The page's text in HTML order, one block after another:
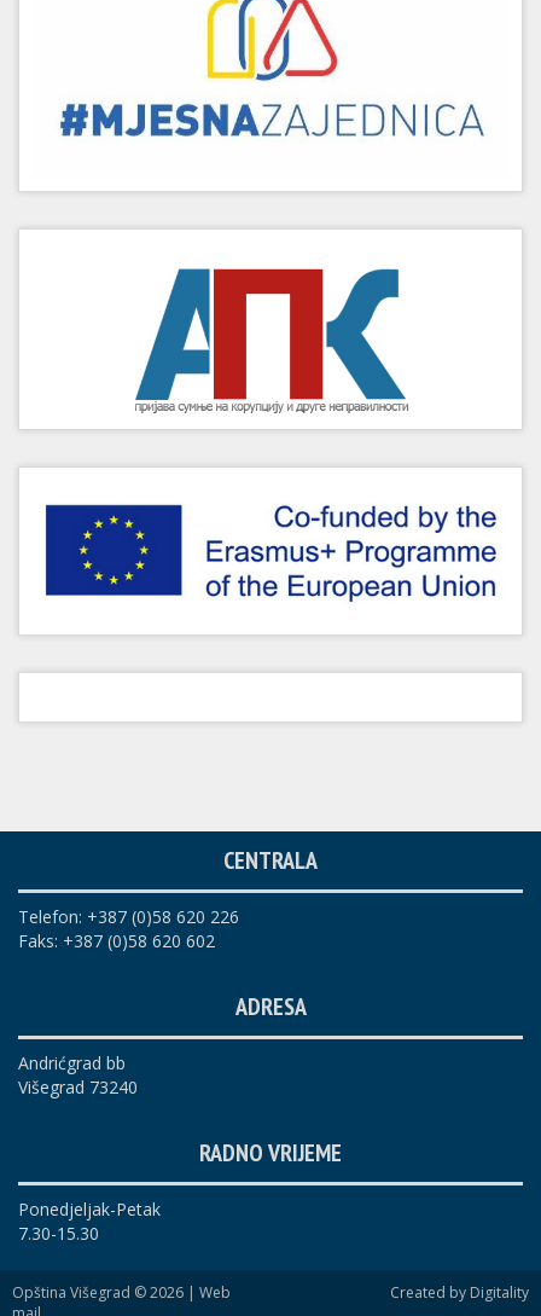
CENTRALA
Telefon: +387 (0)58 620 226
Faks: +387 (0)58 620 602
ADRESA
Andrićgrad bb
Višegrad 73240
RADNO VRIJEME
Ponedjeljak-Petak
7.30-15.30
Opština Višegrad © 2026 | Web
Created by Digitality